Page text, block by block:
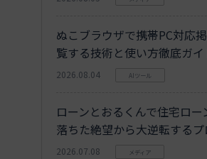
ぬこブラウザで携帯PC対応
覧する技術と使い方徹底ガイ
2026.08.04 AIツール
ローンとおるくんで住宅ロ
落ちた絶望から大逆転する
2026.07.08 メディア